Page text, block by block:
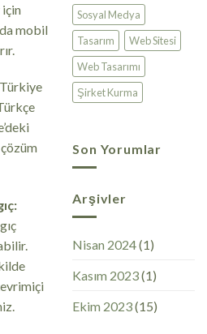
mobil
Sosyal Medya
Tasarım
Web Sitesi
Web Tasarımı
Şirket Kurma
Son Yorumlar
Arşivler
Nisan 2024(1)
Kasım 2023(1)
Ekim 2023(15)